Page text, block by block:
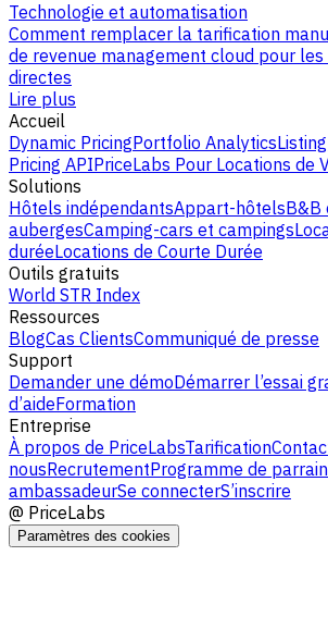
Technologie et automatisation
Comment remplacer la tarification
de revenue management cloud pour
directes
Lire plus
Accueil
Dynamic PricingPortfolio Analytics
Pricing APIPriceLabs Pour Locations de
Solutions
Hôtels indépendantsAppart-hôtelsB&B
aubergesCamping-cars et campings
duréeLocations de Courte Durée
Outils gratuits
World STR Index
Ressources
BlogCas ClientsCommuniqué de presse
Support
Demander une démoDémarrer l’essai
d’aideFormation
Entreprise
À propos de PriceLabsTarification
nousRecrutementProgramme de
ambassadeurSe connecterS’inscrire
@ PriceLabs
Paramètres des cookies